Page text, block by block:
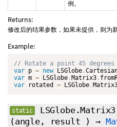
例。
Returns:
修改后的结果参数，如果未提供，则为
Example:
var p = new LSGlobe .
var m = LSGlobe . Matrix3 .
var rotated = LSGlobe .
static
(angle,
result )→